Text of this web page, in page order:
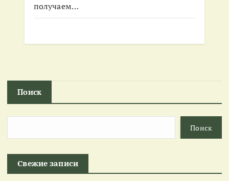
получаем…
Поиск
Поиск
Свежие записи